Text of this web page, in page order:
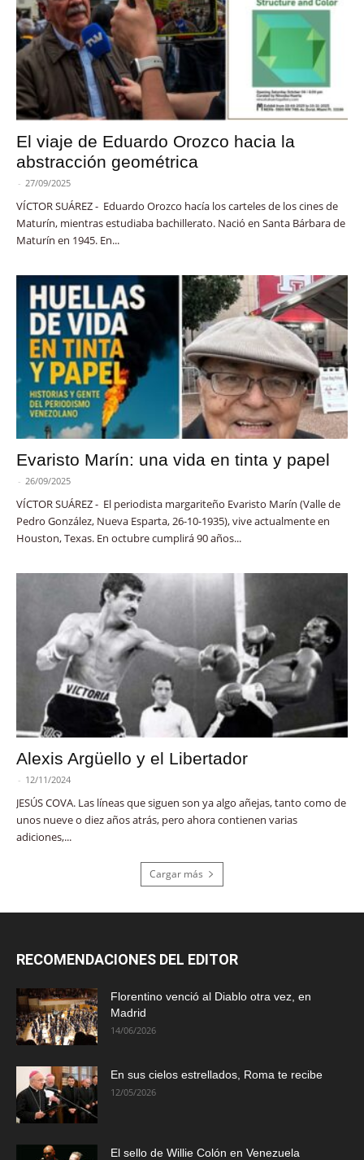
El viaje de Eduardo Orozco hacia la
abstracción geométrica
- 27/09/2025
VÍCTOR SUÁREZ - Eduardo Orozco hacía los carteles de los cines de
Maturín, mientras estudiaba bachillerato. Nació en Santa Bárbara de
Maturín en 1945. En...
Evaristo Marín: una vida en tinta y papel
- 26/09/2025
VÍCTOR SUÁREZ - El periodista margariteño Evaristo Marín (Valle de
Pedro González, Nueva Esparta, 26-10-1935), vive actualmente en
Houston, Texas. En octubre cumplirá 90 años...
Alexis Argüello y el Libertador
- 12/11/2024
JESÚS COVA. Las líneas que siguen son ya algo añejas, tanto como de
unos nueve o diez años atrás, pero ahora contienen varias
adiciones,...
Cargar más
RECOMENDACIONES DEL EDITOR
Florentino venció al Diablo otra vez, en
Madrid
14/06/2026
En sus cielos estrellados, Roma te recibe
12/05/2026
El sello de Willie Colón en Venezuela